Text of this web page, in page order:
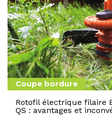
Coupe bordure
Rotofil électrique filaire
QS : avantages et